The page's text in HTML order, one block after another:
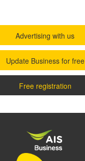
Advertising with us
Update Business for free
Free registration